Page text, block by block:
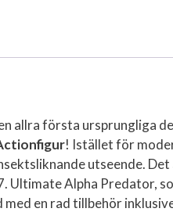
allra första ursprungliga
! Istället för
utseende. Det
Alpha Predator,
en rad tillbehör